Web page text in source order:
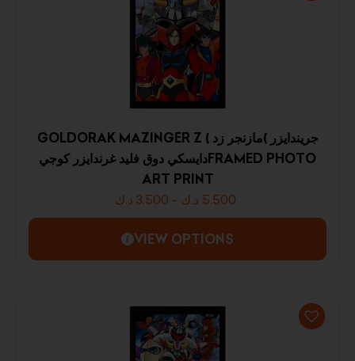
GOLDORAK MAZINGER Z ( جريندايزر )مازنجر زد
دايسكي دوق فليد غرندايزر كوجيFRAMED PHOTO
ART PRINT
3.500 د.ك - 5.500 د.ك
VIEW OPTIONS